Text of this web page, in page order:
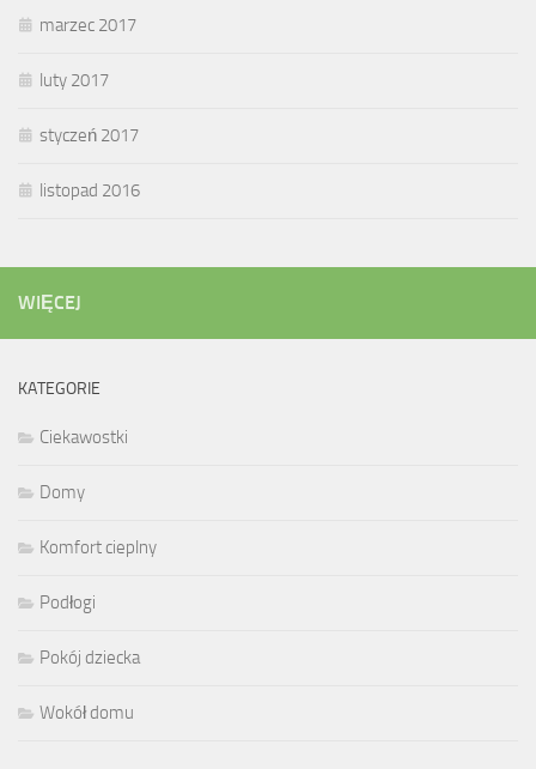
marzec 2017
luty 2017
styczeń 2017
listopad 2016
WIĘCEJ
KATEGORIE
Ciekawostki
Domy
Komfort cieplny
Podłogi
Pokój dziecka
Wokół domu